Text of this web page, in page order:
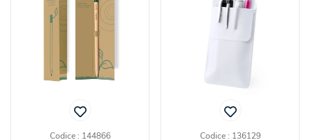
Codice : 144866 Codice : 136129